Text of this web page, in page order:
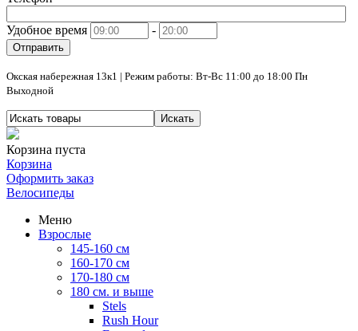
Удобное время -
Отправить
Окская набережная 13к1 | Режим работы: Вт-Вс 11:00 до 18:00 Пн
Выходной
Искать
Корзина пуста
Корзина
Оформить заказ
Велосипеды
Меню
Взрослые
145-160 см
160-170 см
170-180 см
180 см. и выше
Stels
Rush Hour